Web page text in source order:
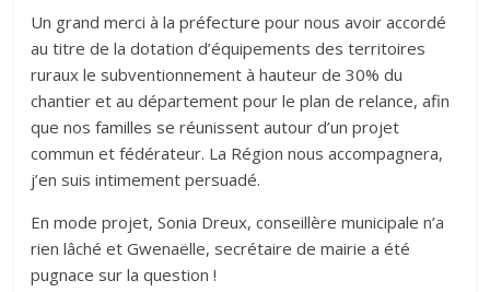
Un grand merci à la préfecture pour nous avoir accordé
au titre de la dotation d’équipements des territoires
ruraux le subventionnement à hauteur de 30% du
chantier et au département pour le plan de relance, afin
que nos familles se réunissent autour d’un projet
commun et fédérateur. La Région nous accompagnera,
j’en suis intimement persuadé.
En mode projet, Sonia Dreux, conseillère municipale n’a
rien lâché et Gwenaëlle, secrétaire de mairie a été
pugnace sur la question !